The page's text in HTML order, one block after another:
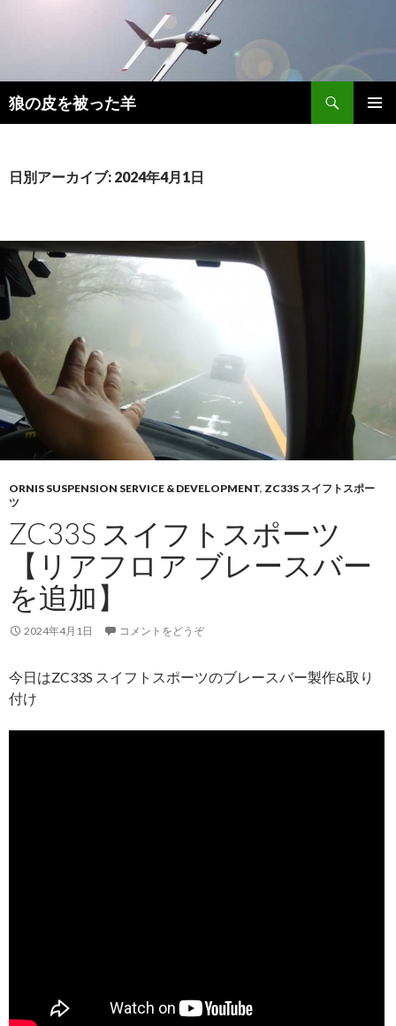
狼の皮を被った羊
検
索
ン
動
日別アーカイブ: 2024年4月1日
ORNIS SUSPENSION SERVICE & DEVELOPMENT, ZC33S スイフトスポー
ツ
ZC33S スイフトスポーツ
【リアフロア ブレースバー
を追加】
2024年4月1日 コメントをどうぞ
今日はZC33S スイフトスポーツのブレースバー製作&取り
付け